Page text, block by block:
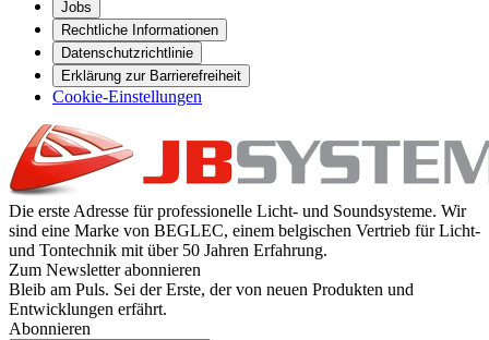
Jobs
Rechtliche Informationen
Datenschutzrichtlinie
Erklärung zur Barrierefreiheit
Cookie-Einstellungen
Die erste Adresse für professionelle Licht- und Soundsysteme. Wir
sind eine Marke von BEGLEC, einem belgischen Vertrieb für Licht-
und Tontechnik mit über 50 Jahren Erfahrung.
Zum Newsletter abonnieren
Bleib am Puls. Sei der Erste, der von neuen Produkten und
Entwicklungen erfährt.
Abonnieren